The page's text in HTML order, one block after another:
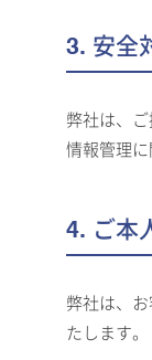
3. 安全
弊社は、
情報管理
4. ご本
弊社は、
たします。